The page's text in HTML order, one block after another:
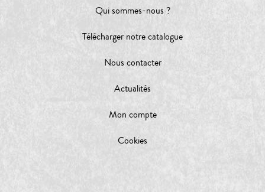
Qui sommes-nous ?
Télécharger notre catalogue
Nous contacter
Actualités
Mon compte
Cookies